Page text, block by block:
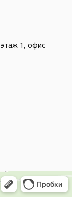
этаж 1, офис